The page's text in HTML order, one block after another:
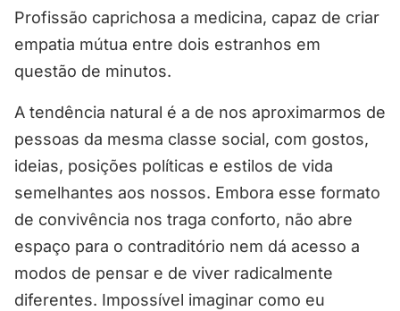
Profissão caprichosa a medicina, capaz de criar
empatia mútua entre dois estranhos em
questão de minutos.
A tendência natural é a de nos aproximarmos de
pessoas da mesma classe social, com gostos,
ideias, posições políticas e estilos de vida
semelhantes aos nossos. Embora esse formato
de convivência nos traga conforto, não abre
espaço para o contraditório nem dá acesso a
modos de pensar e de viver radicalmente
diferentes. Impossível imaginar como eu